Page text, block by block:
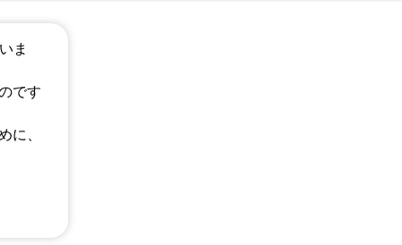
ま
です
、